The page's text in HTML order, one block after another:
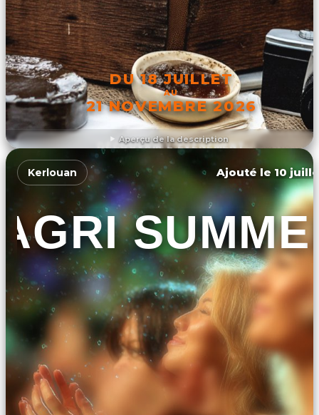
Aperçu de la description
DU 18 JUILLET
AU
21 NOVEMBRE 2026
DÉCOUVRIR L'ÉVÉNEMENT
Kerlouan Ajouté le 10